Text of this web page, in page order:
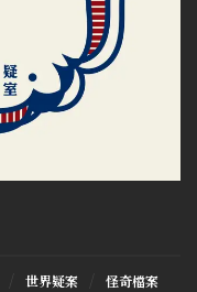
世界疑案 怪奇檔案